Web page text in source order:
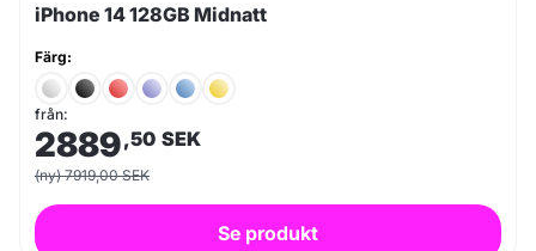
iPhone 14 128GB Midnatt
Färg:
från:
2889,50 SEK
(ny) 7919,00 SEK
Se produkt